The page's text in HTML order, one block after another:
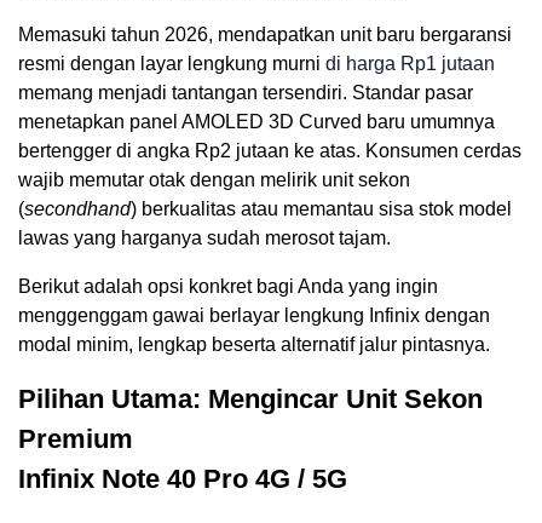
Memasuki tahun 2026, mendapatkan unit baru bergaransi
resmi dengan layar lengkung murni di harga Rp1 jutaan
memang menjadi tantangan tersendiri. Standar pasar
menetapkan panel AMOLED 3D Curved baru umumnya
bertengger di angka Rp2 jutaan ke atas. Konsumen cerdas
wajib memutar otak dengan melirik unit sekon
(secondhand) berkualitas atau memantau sisa stok model
lawas yang harganya sudah merosot tajam.
Berikut adalah opsi konkret bagi Anda yang ingin
menggenggam gawai berlayar lengkung Infinix dengan
modal minim, lengkap beserta alternatif jalur pintasnya.
Pilihan Utama: Mengincar Unit Sekon
Premium
Infinix Note 40 Pro 4G / 5G